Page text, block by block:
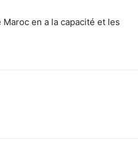
en a la capacité et les